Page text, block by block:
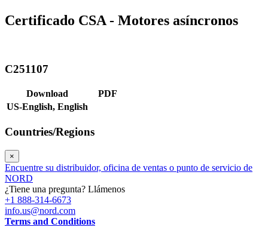
Certificado CSA - Motores asíncronos
C251107
Download
PDF
US-English, English
Countries/Regions
×
Encuentre su distribuidor, oficina de ventas o punto de servicio de
NORD
¿Tiene una pregunta? Llámenos
+1 888-314-6673
info.us@nord.com
Terms and Conditions